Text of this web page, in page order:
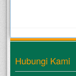
Hubungi Kami